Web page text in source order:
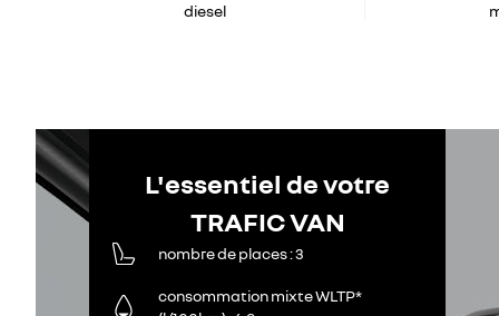
diesel
L'essentiel de votre
TRAFIC VAN
nombre de places 3
consommation mixte WLTP*